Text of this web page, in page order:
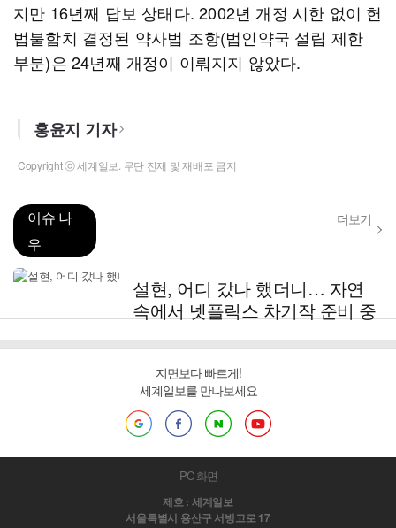
지만 16년째 답보 상태다. 2002년 개정 시한 없이 헌
법불합치 결정된 약사법 조항(법인약국 설립 제한
부분)은 24년째 개정이 이뤄지지 않았다.
홍윤지 기자
Copyright ⓒ 세계일보. 무단 전재 및 재배포 금지
이슈 나
우
더보기
설현, 어디 갔나 했더니… 자연
속에서 넷플릭스 차기작 준비 중
지면보다 빠르게!
세계일보를 만나보세요
PC 화면
제호 : 세계일보
서울특별시 용산구 서빙고로 17